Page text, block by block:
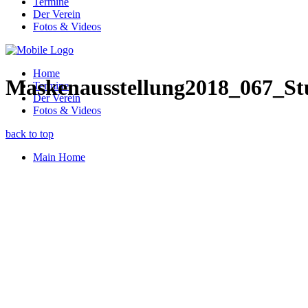
Der Verein
Fotos & Videos
Home
Termine
Der Verein
Fotos & Videos
back to top
Main Home